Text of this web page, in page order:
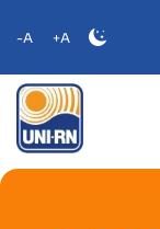
-A +A